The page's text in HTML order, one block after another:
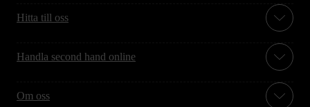
Hitta till oss
Handla second hand online
Om oss